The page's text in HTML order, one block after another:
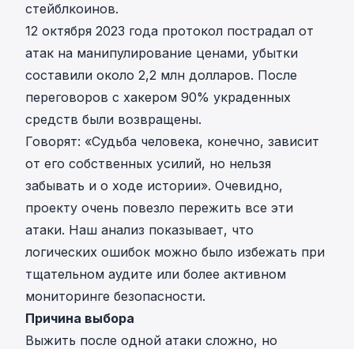
стейблкоинов.
12 октября 2023 года протокол пострадал от
атак на манипулирование ценами, убытки
составили около 2,2 млн долларов. После
переговоров с хакером 90% украденных
средств были возвращены.
Говорят: «Судьба человека, конечно, зависит
от его собственных усилий, но нельзя
забывать и о ходе истории». Очевидно,
проекту очень повезло пережить все эти
атаки. Наш анализ показывает, что
логических ошибок можно было избежать при
тщательном аудите или более активном
мониторинге безопасности.
Причина выбора
Выжить после одной атаки сложно, но